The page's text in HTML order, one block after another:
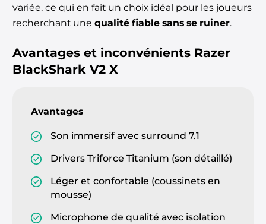
variée, ce qui en fait un choix idéal pour les joueurs
recherchant une qualité fiable sans se ruiner.
Avantages et inconvénients Razer
BlackShark V2 X
Avantages
Son immersif avec surround 7.1
Drivers Triforce Titanium (son détaillé)
Léger et confortable (coussinets en
mousse)
Microphone de qualité avec isolation